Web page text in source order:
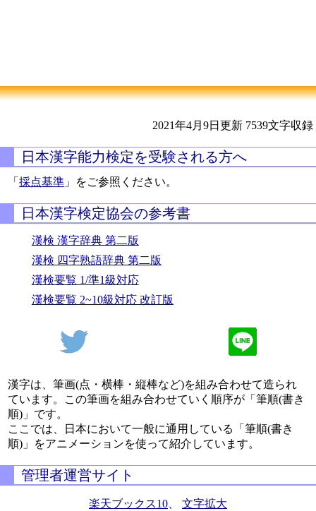
2021年4月9日更新 7539文字収録
日本漢字能力検定を受験される方へ
「採点基準 」をご参照ください。
日本漢字検定協会の参考書
漢検 漢字辞典 第二版
漢検 四字熟語辞典 第二版
漢検要覧 1/準1級対応
漢検要覧 2~10級対応 改訂版
漢字は、筆画(点・横棒・縦棒など)を組み合わせて造られ
ています。この筆画を組み合わせていく順序が「筆順(書き
順)」です。
ここでは、日本において一般に通用している「筆順(書き
順)」をアニメーションを使って紹介しています。
管理者運営サイト
楽天ブックス10 文字拡大